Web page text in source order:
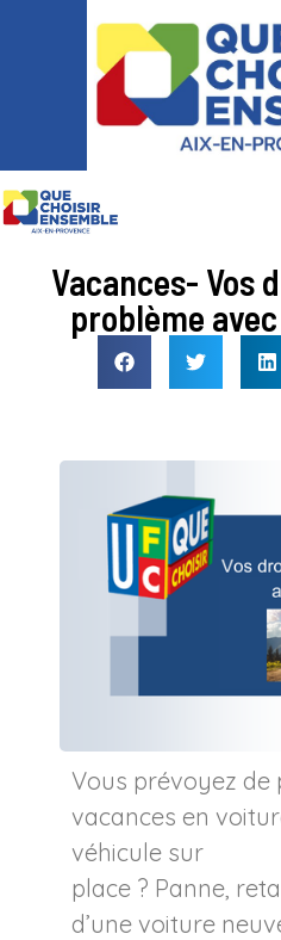
Vacances- Vos
problème
Vous prévoyez de
vacances en
véhicule sur
place ? Panne,
d’une voiture